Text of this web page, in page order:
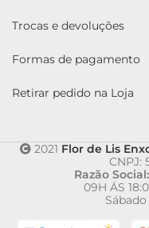
Trocas e devoluções
Formas de pagamento
Retirar pedido na Loja
2021 Flor de Lis
CNPJ:
Razão Social:
09H ÁS